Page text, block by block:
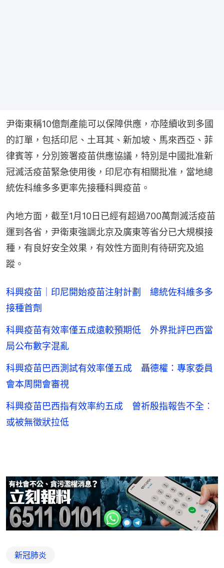
尹衛東稱10億劑產能可以保障供應，亦陸續收到多國
的訂單，包括印尼、土耳其、新加坡、馬來西亞、菲
律賓等，分別簽署疫苗供應協議，特別是中國批准新
冠滅活疫苗緊急使用後，印尼亦有相關批准，當地總
統佐科維多多更率先接種科興疫苗。
內地方面，截至1月10日已經有超過700萬劑滅活疫苗
運到各省，尹衛東強調北京及廣東等省分已大規模接
種，有良好安全效果，有效性方面則有待研究及追
蹤。
科興疫苗｜印尼開始疫苗注射計劃 總統佐科維多多
接種首劑
科興疫苗有效率僅五成遠較預期低 外界批評巴西當
局公布數字混亂
科興疫苗巴西測試有效率僅五成 聶德權：專家委員
會本周開會審視
科興疫苗巴西指有效率約五成 曾祈殷指報告不全︰
或被無徵狀拉低
新冠肺炎